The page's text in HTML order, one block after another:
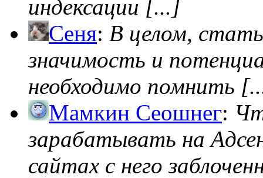
индексации [...]
Сеня: В целом,
значимость и
необходимо помнить
Мамкин Сеошнег:
зарабатывать на
сайтах с него